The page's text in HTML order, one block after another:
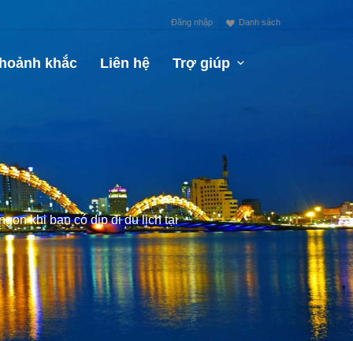
Đăng nhập Danh sách
khắc Liên hệ Trợ giúp
khi bạn có dịp đi du lịch tại